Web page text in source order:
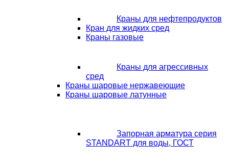
Краны для нефтепродуктов
Кран для жидких сред
Краны газовые
Краны для агрессивных
сред
Краны шаровые нержавеющие
Краны шаровые латунные
Запорная арматура серия
STANDART для воды, ГОСТ